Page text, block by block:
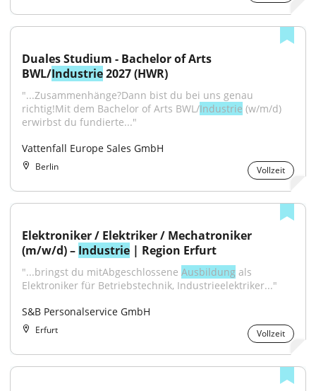
Duales Studium - Bachelor of Arts
BWL/Industrie 2027 (HWR)
"...Zusammenhänge?Dann bist du bei uns genau
richtig!Mit dem Bachelor of Arts BWL/Industrie (w/m/d)
erwirbst du fundierte..."
Vattenfall Europe Sales GmbH
Berlin Vollzeit
Elektroniker / Elektriker / Mechatroniker
(m/w/d) – Industrie | Region Erfurt
"...bringst du mitAbgeschlossene Ausbildung als
Elektroniker für Betriebstechnik, Industrieelektriker..."
S&B Personalservice GmbH
Erfurt Vollzeit